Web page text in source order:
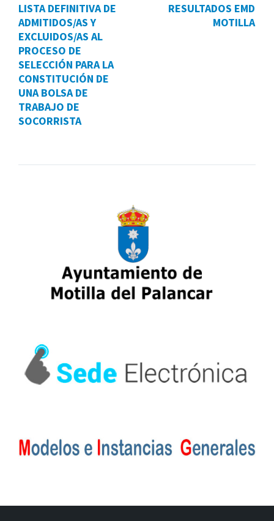
LISTA DEFINITIVA DE
ADMITIDOS/AS Y
EXCLUIDOS/AS AL
PROCESO DE
SELECCIÓN PARA LA
CONSTITUCIÓN DE
UNA BOLSA DE
TRABAJO DE
SOCORRISTA
RESULTADOS EMD
MOTILLA